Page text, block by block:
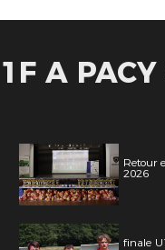
A PACY
Retour
2026
finale